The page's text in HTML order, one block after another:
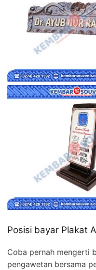
Posisi bayar Plakat
Coba pernah mengerti
pengawetan bersama